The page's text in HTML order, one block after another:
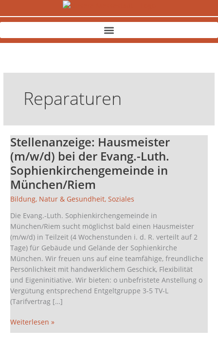
Inhalt
springen
Reparaturen
Stellenanzeige: Hausmeister
(m/w/d) bei der Evang.-Luth.
Sophienkirchengemeinde in
München/Riem
Bildung, Natur & Gesundheit,Soziales
Die Evang.-Luth. Sophienkirchengemeinde in
München/Riem sucht möglichst bald einen Hausmeister
(m/w/d) in Teilzeit (4 Wochenstunden i. d. R. verteilt auf 2
Tage) für Gebäude und Gelände der Sophienkirche
München. Wir freuen uns auf eine teamfähige, freundliche
Persönlichkeit mit handwerklichem Geschick, Flexibilität
und Eigeninitiative. Wir bieten: o unbefristete Anstellung o
Vergütung entsprechend Entgeltgruppe 3-5 TV-L
(Tarifvertrag […]
Stellenanzeige:
Hausmeister
(m/w/d)
bei
der
Luth.
Sophienkirchengemeinde
in
München/Riem
Weiterlesen »